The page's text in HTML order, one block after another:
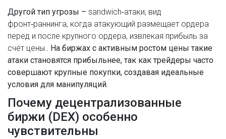
Другой тип угрозы – sandwich‑атаки, вид
фронт‑раннинга, когда атакующий размещает ордера
перед и после крупного ордера, извлекая прибыль за
счёт цены.. На биржах с активным ростом цены такие
атаки становятся прибыльнее, так как трейдеры часто
совершают крупные покупки, создавая идеальные
условия для манипуляций.
Почему децентрализованные
биржи (DEX) особенно
чувствительны